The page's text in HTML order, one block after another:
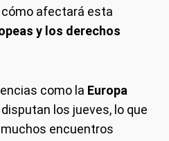
afectará esta
y los derechos
como la Europa
los jueves, lo que
encuentros